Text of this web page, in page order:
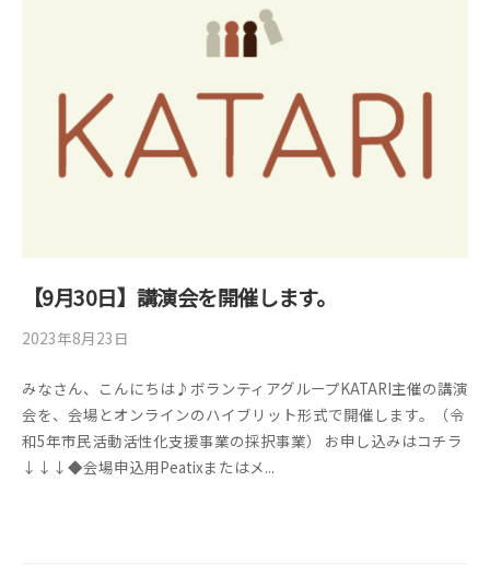
【9月30日】講演会を開催します。
2023年8月23日
管
理
者
件
の
コ
メ
みなさん、こんにちは♪ボランティアグループKATARI主催の講演
会を、会場とオンラインのハイブリット形式で開催します。（令
和5年市民活動活性化支援事業の採択事業） お申し込みはコチラ
↓↓↓◆会場申込用Peatixまたはメ...